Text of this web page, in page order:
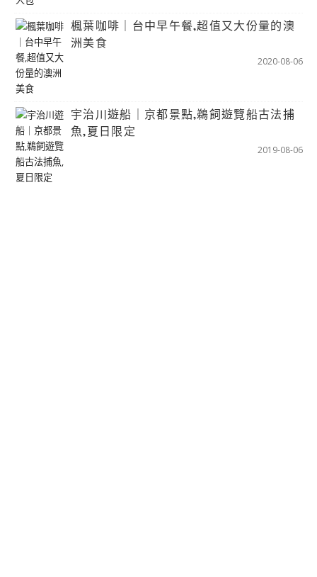
楓葉咖啡｜台中早午餐,超值又大份量的澳
洲美食
2020-08-06
宇治川遊船｜京都景點,鵜飼遊覽船古法捕
魚,夏日限定
2019-08-06